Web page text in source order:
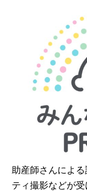
助産師さんによ
ティ撮影などが